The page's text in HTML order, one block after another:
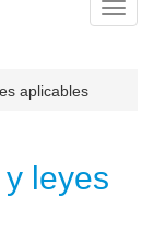
aplicables
leyes